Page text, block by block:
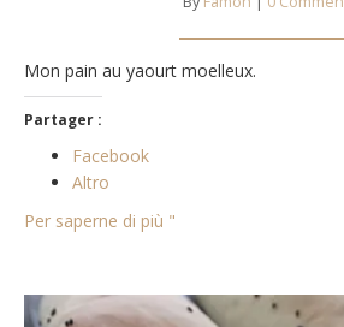
Mon pain au yaourt moelleux.
Partager :
Facebook
Altro
Per saperne di più "